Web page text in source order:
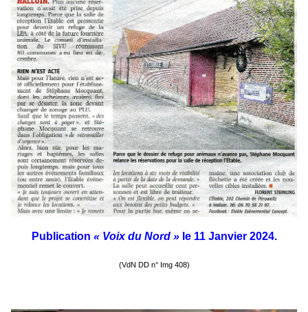
Publication « Voix du Nord »le 11 Janvier 2024.
(VdN DD n° Img 408)